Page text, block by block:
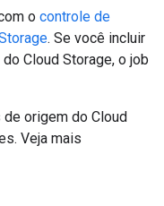
o controle de
. Se você incluir
Cloud Storage, o job
origem do Cloud
Veja mais